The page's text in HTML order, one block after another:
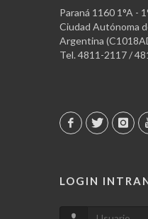
Paraná 1160 1°A -
Ciudad Autónoma
Argentina
Tel. 4811-2117 /
LOGIN